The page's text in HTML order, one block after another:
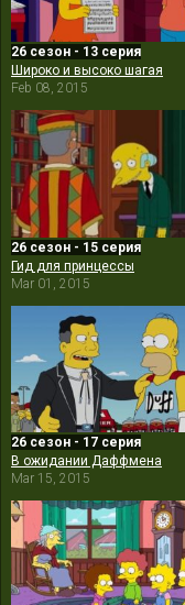
26 сезон - 13 серия
Широко и высоко шагая
Feb 08, 2015
26 сезон - 15 серия
Гид для принцессы
Mar 01, 2015
26 сезон - 17 серия
В ожидании Даффмена
Mar 15, 2015